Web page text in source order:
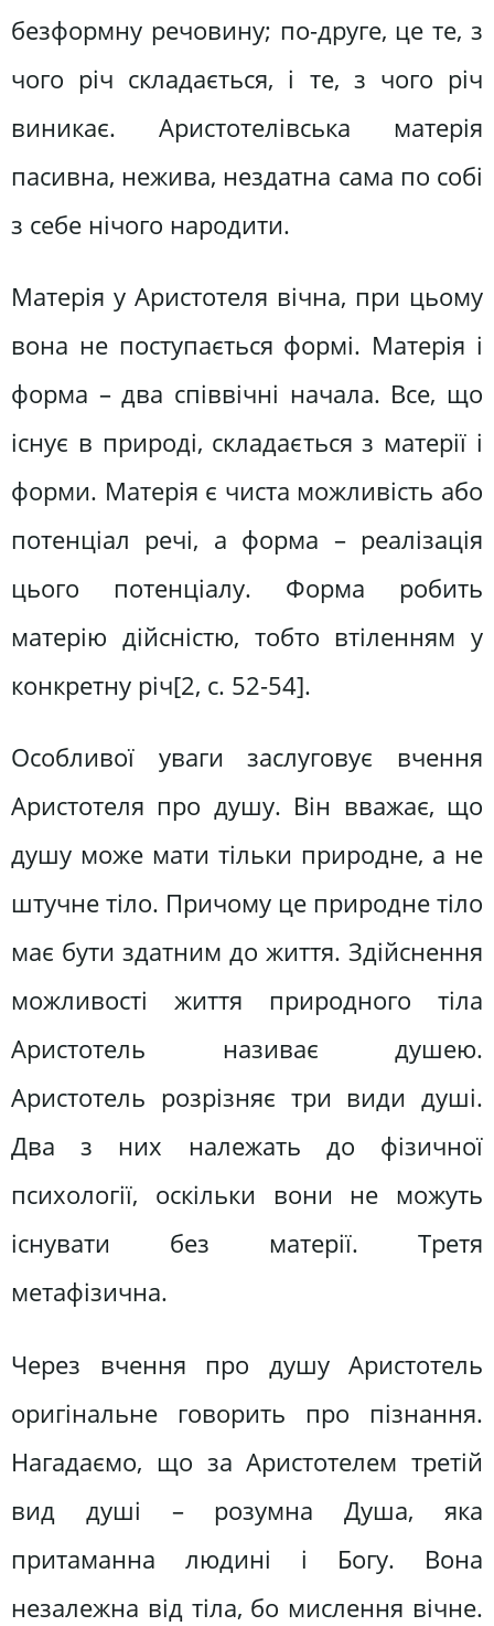
безформну речовину; по-друге, це те, з
чого річ складається, і те, з чого річ
виникає. Аристотелівська матерія
пасивна, нежива, нездатна сама по собі
з себе нічого народити.
Матерія у Аристотеля вічна, при цьому
вона не поступається формі. Матерія і
форма – два співвічні начала. Все, що
існує в природі, складається з матерії і
форми. Матерія є чиста можливість або
потенціал речі, а форма – реалізація
цього потенціалу. Форма робить
матерію дійсністю, тобто втіленням у
конкретну річ[2, c. 52-54].
Особливої уваги заслуговує вчення
Аристотеля про душу. Він вважає, що
душу може мати тільки природне, а не
штучне тіло. Причому це природне тіло
має бути здатним до життя. Здійснення
можливості життя природного тіла
Аристотель називає душею.
Аристотель розрізняє три види душі.
Два з них належать до фізичної
психології, оскільки вони не можуть
існувати без матерії. Третя
метафізична.
Через вчення про душу Аристотель
оригінальне говорить про пізнання.
Нагадаємо, що за Аристотелем третій
вид душі – розумна Душа, яка
притаманна людині і Богу. Вона
незалежна від тіла, бо мислення вічне.